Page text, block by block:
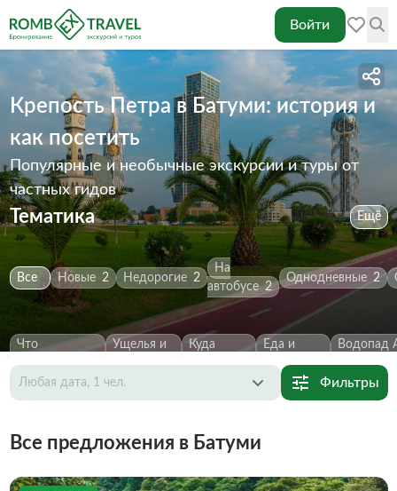
Войти
Крепость Петра в Батуми: история и
как посетить
Популярные и необычные экскурсии и туры от
частных гидов
Тематика Ещё
Все Новые 2 Недорогие 2
На
автобусе 2
Однодневные 2
Что
посмотреть 2
Ущелья и
каньоны 2
Куда
сходить 2
Еда и
напитки 1
Водопад
Любая дата, 1 чел.
Фильтры
Все предложения в Батуми